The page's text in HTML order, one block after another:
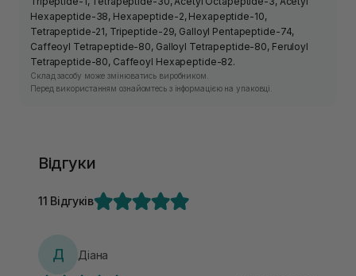
Hexapeptide-38, Hexapeptide-2, Hexapeptide-10,
Tetrapeptide-21, Tripeptide-29, Galloyl Pentapeptide-74,
Caffeoyl Tetrapeptide-80, Galloyl Tetrapeptide-80, Feruloyl
Tetrapeptide-80, Caffeoyl Hexapeptide-82.
Склад засобу може змінюватись виробником.
Перед використанням ознайомтесь з інформацією на упаковці.
Відгуки
11 Відгуків
Д Діана